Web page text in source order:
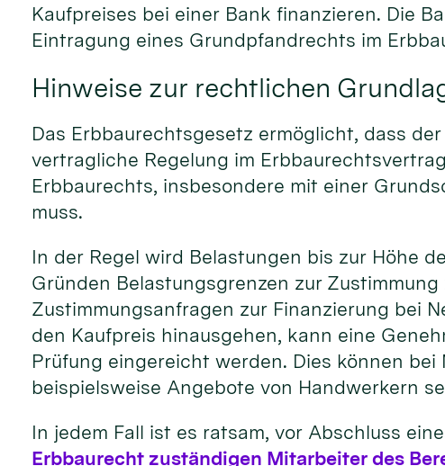
Kaufpreises bei einer Bank finanzieren. Die
Eintragung eines Grundpfandrechts im
Hinweise zur rechtlichen
Das Erbbaurechtsgesetz ermöglicht, dass
vertragliche Regelung im
Erbbaurechts, insbesondere mit einer
muss.
In der Regel wird Belastungen bis zur Höhe
Gründen Belastungsgrenzen zur
Zustimmungsanfragen zur Finanzierung bei
den Kaufpreis hinausgehen, kann eine
Prüfung eingereicht werden. Dies können
beispielsweise Angebote von Handwerkern
In jedem Fall ist es ratsam, vor Abschluss
Erbbaurecht zuständigen Mitarbeiter des